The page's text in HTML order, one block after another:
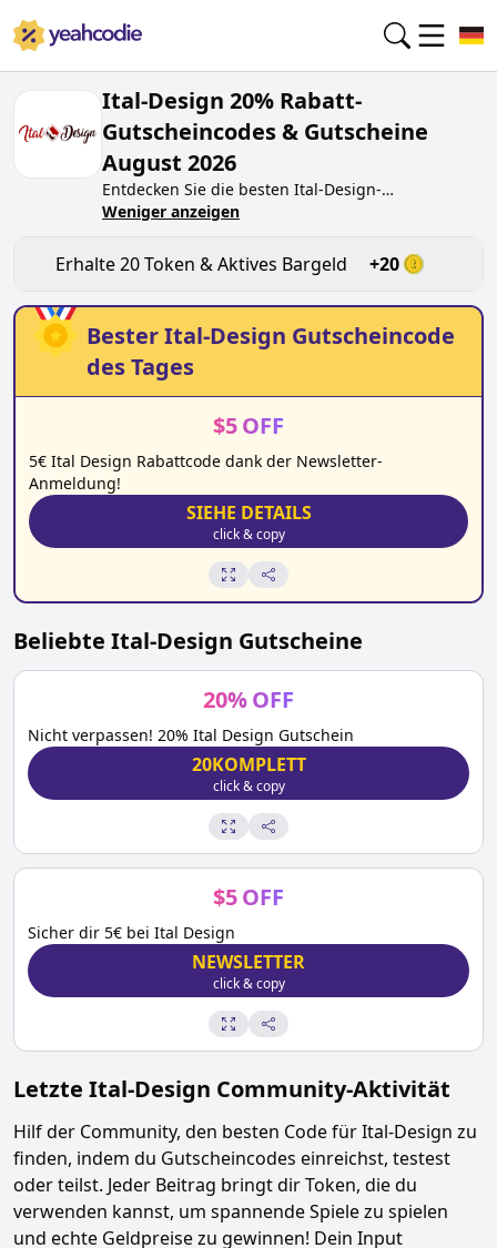
Ital-Design 20% Rabatt-
Gutscheincodes & Gutscheine
August 2026
Entdecken Sie die besten Ital-Design-
Gutscheincodes von heute für
verdienen Sie Token beiital-design.de, indem Sie
den Code testen. Erhalten Sie Belohnungen, wenn
SieItal-Design-Gutscheincodes einreichen und
anderen Käufern beim Sparen helfen.
Weniger anzeigen
Erhalte20Token & Aktives Bargeld +20
BesterItal-Design Gutscheincode
des Tages
$5OFF
5€ Ital Design Rabattcode dank der Newsletter-
Anmeldung!
SIEHE DETAILS
click & copy
Beliebte Ital-Design Gutscheine
20%OFF
Nicht verpassen! 20% Ital Design Gutschein
20KOMPLETT
click & copy
$5OFF
Sicher dir 5€ bei Ital Design
NEWSLETTER
click & copy
Letzte Ital-Design Community-Aktivität
Hilf der Community, den besten Code fürItal-Design zu
finden, indem du Gutscheincodes einreichst, testest
oder teilst. Jeder Beitrag bringt dir Token, die du
verwenden kannst, um spannende Spiele zu spielen
und echte Geldpreise zu gewinnen! Dein Input